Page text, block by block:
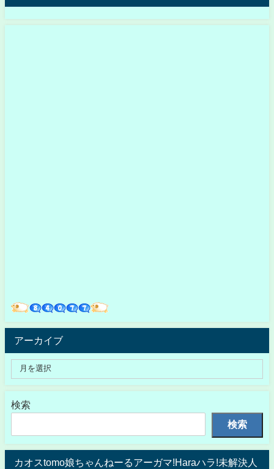
アーカイブ
検索
検索
カオスtomo娘ちゃんねーるアーガマ!Haraハラ!未解決人